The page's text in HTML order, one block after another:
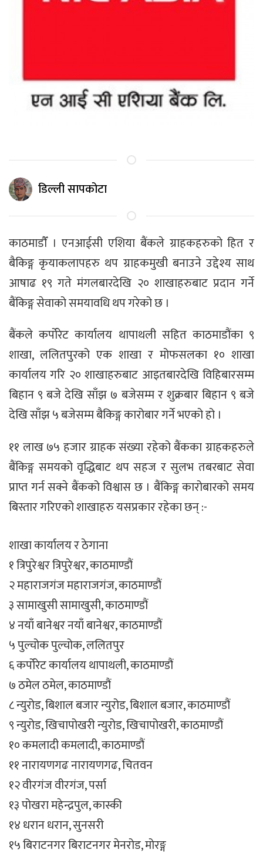
डिल्ली सापकोटा
काठमाडाैँ । एनआईसी एशिया बैंकले ग्राहकहरुको हित र
बैकिङ्ग कृयाकलापहरु थप ग्राहकमुखी बनाउने उद्देश्य साथ
आषाढ १९ गते मंगलबारदेखि २० शाखाहरुबाट प्रदान गर्ने
बैंकिङ्ग सेवाको समयावधि थप गरेको छ ।
बैंकले कर्पोरेट कार्यालय थापाथली सहित काठमाडौंका ९
शाखा, ललितपुरको एक शाखा र मोफसलका १० शाखा
कार्यालय गरि २० शाखाहरुबाट आइतबारदेखि विहिबारसम्म
बिहान ९ बजे देखि साँझ ७ बजेसम्म र शुक्रबार बिहान ९ बजे
देखि साँझ ५ बजेसम्म बैकिङ्ग कारोबार गर्ने भएको हो ।
११ लाख ७५ हजार ग्राहक संख्या रहेको बैंकका ग्राहकहरुले
बैंकिङ्ग समयको वृद्धिबाट थप सहज र सुलभ तबरबाट सेवा
प्राप्त गर्न सक्ने बैंकको विश्वास छ । बैंकिङ्ग कारोबारको समय
बिस्तार गरिएको शाखाहरु यसप्रकार रहेका छन् :-
शाखा कार्यालय र ठेगाना
१ त्रिपुरेश्वर त्रिपुरेश्वर, काठमाण्डौं
२ महाराजगंज महाराजगंज, काठमाण्डौं
३ सामाखुसी सामाखुसी, काठमाण्डौं
४ नयाँ बानेश्वर नयाँ बानेश्वर, काठमाण्डौं
५ पुल्चोक पुल्चोक, ललितपुर
६ कर्पोरेट कार्यालय थापाथली, काठमाण्डौं
७ ठमेल ठमेल, काठमाण्डौं
८ न्युरोड, बिशाल बजार न्युरोड, बिशाल बजार, काठमाण्डौं
९ न्युरोड, खिचापोखरी न्युरोड, खिचापोखरी, काठमाण्डौं
१० कमलादी कमलादी, काठमाण्डौं
११ नारायणगढ नारायणगढ, चितवन
१२ वीरगंज वीरगंज, पर्सा
१३ पोखरा महेन्द्रपुल, कास्की
१४ धरान धरान, सुनसरी
१५ बिराटनगर बिराटनगर मेनरोड, मोरङ्ग